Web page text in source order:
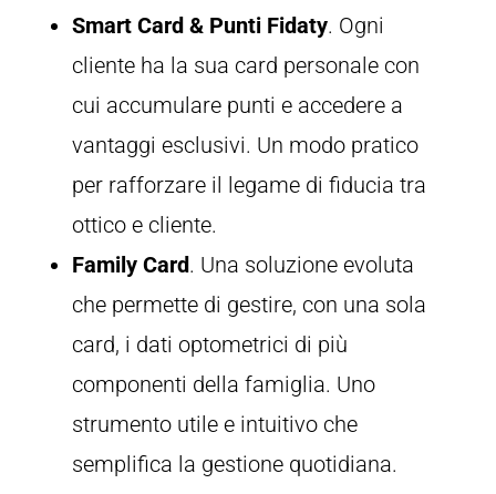
Smart Card & Punti Fidaty. Ogni
cliente ha la sua card personale con
cui accumulare punti e accedere a
vantaggi esclusivi. Un modo pratico
per rafforzare il legame di fiducia tra
ottico e cliente.
Family Card. Una soluzione evoluta
che permette di gestire, con una sola
card, i dati optometrici di più
componenti della famiglia. Uno
strumento utile e intuitivo che
semplifica la gestione quotidiana.